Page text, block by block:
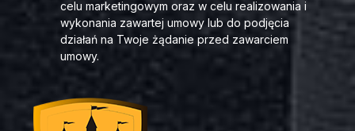
celu marketingowym oraz w celu realizowania i
wykonania zawartej umowy lub do podjęcia
działań na Twoje żądanie przed zawarciem
umowy.